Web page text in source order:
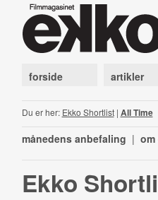
forside artikler
Du er her: Ekko Shortlist| All Time
månedens anbefaling |
Ekko